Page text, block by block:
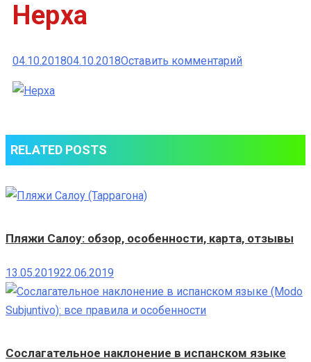
Нерха
04.10.201804.10.2018Оставить комментарийк
RELATED POSTS
Пляжи Салоу: обзор, особенности, карта, отзывы
13.05.201922.06.2019
Сослагательное наклонение в испанском языке